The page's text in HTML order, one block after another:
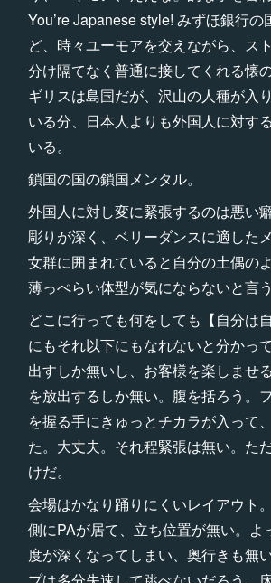
You’re Japanese style! みずほ銀行の
ど、時々ユーモアを交えながら、ス
分け隔てなく普通に接してくれる懐
ギリスは島国だが、沢山の人種が入
いる分、日本人よりも外国人に対す
いる。
鎖国の国の鎖国メンタル。
外国人に対し変に緊張するのは悪い
彫りが深く、ベリーダンスに適した
女群に囲まれていると自分の土偶の
薄っぺらい体型が気にならないと言
どこに行っても何をしても【自分は
にもそれ以下にもなれないと分かっ
出すしか無いし、お客様を楽しませ
を放出するしか無い。腹を括ろう。
を握る手にきゅっとチカラが入って
た。大丈夫。それ程緊張は無い。た
けだ。
会場はかなり踊りにくいレイアウト
側にPAが居て、立ち位置が無い。よ
度が深くなってしまい、奥行きも無